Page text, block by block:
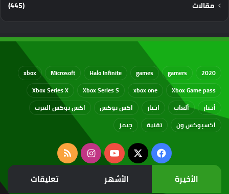
مقالات
(445)
2020
gamers
games
Halo Infinite
Microsoft
xbox
Xbox Game pass
xbox one
Xbox Series S
Xbox Series X
أخبار
ألعاب اخبار اكس بوكس
اكس بوكس العرب
اكسبوكس ون
تقنية جيمز
فيسبوك
‫X
‫YouTubeانستقرامملخص
الموقع
الأخيرة الأشهر تعليقات